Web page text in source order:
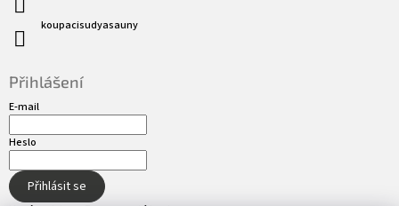
koupacisudyasauny
Přihlášení
E-mail
Heslo
Přihlásit se